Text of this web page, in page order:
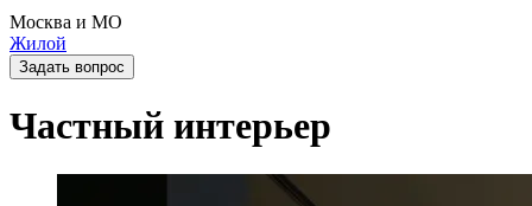
Москва и МО
Жилой
Задать вопрос
Частный интерьер